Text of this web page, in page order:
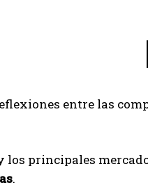
entre las
principales
.